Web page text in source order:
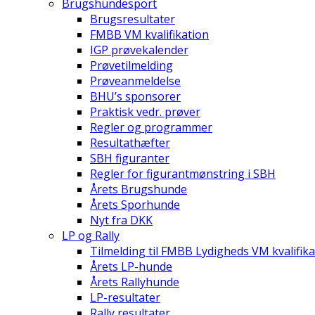
Brugshundesport
Brugsresultater
FMBB VM kvalifikation
IGP prøvekalender
Prøvetilmelding
Prøveanmeldelse
BHU’s sponsorer
Praktisk vedr. prøver
Regler og programmer
Resultathæfter
SBH figuranter
Regler for figurantmønstring i SBH
Årets Brugshunde
Årets Sporhunde
Nyt fra DKK
LP og Rally
Tilmelding til FMBB Lydigheds VM
Årets LP-hunde
Årets Rallyhunde
LP-resultater